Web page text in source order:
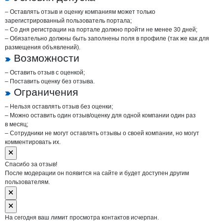
– Оставлять отзыв и оценку компаниям может только
зарегистрированный пользователь портала;
– Со дня регистрации на портале должно пройти не менее 30 дней;
– Обязательно должны быть заполнены поля в профиле (так же как для
размещения объявлений).
Возможности
– Оставить отзыв с оценкой;
– Поставить оценку без отзыва.
Ограничения
– Нельзя оставлять отзыв без оценки;
– Можно оставить один отзыв/оценку для одной компании один раз
в месяц;
– Сотрудники не могут оставлять отзывы о своей компании, но могут
комментировать их.
Спасибо за отзыв!
После модерации он появится на сайте и будет доступен другим
пользователям.
На сегодня ваш лимит просмотра контактов исчерпан.